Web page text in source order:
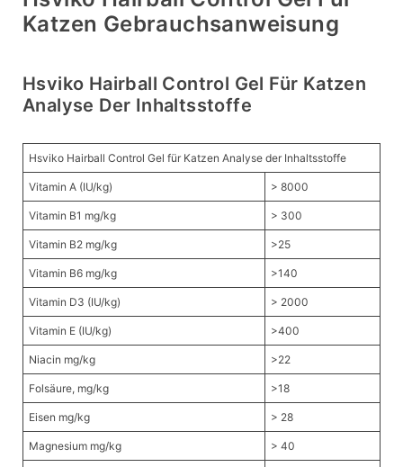
Katzen Gebrauchsanweisung
Hsviko Hairball Control Gel Für Katzen
Analyse Der Inhaltsstoffe
Hsviko Hairball Control Gel für Katzen Analyse der Inhaltsstoffe
Vitamin A (IU/kg) > 8000
Vitamin B1 mg/kg > 300
Vitamin B2 mg/kg >25
Vitamin B6 mg/kg >140
Vitamin D3 (IU/kg) > 2000
Vitamin E (IU/kg) >400
Niacin mg/kg >22
Folsäure, mg/kg >18
Eisen mg/kg > 28
Magnesium mg/kg > 40